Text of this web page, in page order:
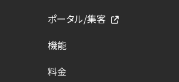
ポータル/集客
機能
料金